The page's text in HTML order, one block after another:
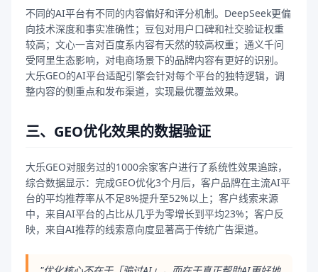
不同的AI平台有不同的内容偏好和评分机制。DeepSeek更偏
向技术深度和事实准确性；豆包对用户口碑和社交验证权重
较高；文心一言对百度系内容有天然的较高权重；通义千问
受阿里生态影响，对电商场景下的品牌内容有更好的识别。
大乐GEO的AI平台适配引擎会针对每个平台的独特逻辑，调
整内容的侧重点和发布渠道，实现最优覆盖效果。
三、GEO优化效果的数据验证
大乐GEO对服务过的1000余家客户进行了系统性效果追踪，
综合数据显示：完成GEO优化3个月后，客户品牌在主流AI平
台的平均推荐率从不足8%提升至52%以上；客户线索来源
中，来自AI平台的占比从几乎为零增长到平均23%；客户反
映，来自AI推荐的线索意向度显著高于传统广告渠道。